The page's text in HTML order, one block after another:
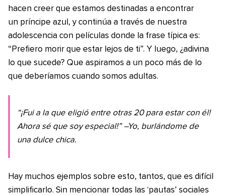
hacen creer que estamos destinadas a encontrar
un príncipe azul, y continúa a través de nuestra
adolescencia con películas donde la frase típica es:
“Prefiero morir que estar lejos de ti”. Y luego, ¿adivina
lo que sucede? Que aspiramos a un poco más de lo
que deberíamos cuando somos adultas.
“¡Fui a la que eligió entre otras 20 para estar con él!
Ahora sé que soy especial!” –Yo, burlándome de
una dulce chica.
Hay muchos ejemplos sobre esto, tantos, que es difícil
simplificarlo. Sin mencionar todas las ‘pautas’ sociales